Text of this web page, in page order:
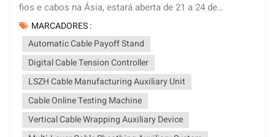
fios e cabos na Ásia, estará aberta de 21 a 24 de
setembro no Shanghai New International Expo Centre.
Como fabricante profissional de máquinas para cabos, a
Weihong Machinery estará presente neste grande evento
para apresentar suas soluções de produção de cabos
inteligentes e totalmente personalizadas para
compradores de fábricas de cabos do mundo todo. Em
nosso estande, os visitantes poderão conferir sistemas
de produção personalizados para os mercados de cabos
mais promissores da atualidade, incluindo cabos para
MARCADORES :
Automatic Cable Payoff Stand
Digital Cable Tension Controller
LSZH Cable Manufacturing Auxiliary Unit
Cable Online Testing Machine
Vertical Cable Wrapping Auxiliary Device